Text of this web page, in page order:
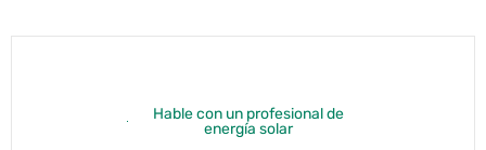
Hable con un profesional de
energía solar